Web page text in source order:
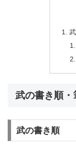
武の書き順・
武の書き順